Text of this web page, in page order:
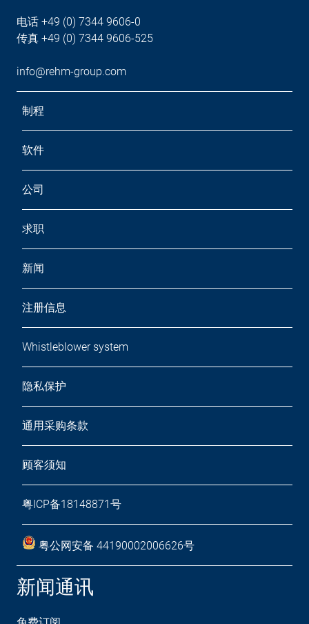
电话 +49 (0) 7344 9606-0
传真 +49 (0) 7344 9606-525
info@rehm-group.com
制程
软件
公司
求职
新闻
注册信息
Whistleblower system
隐私保护
通用采购条款
顾客须知
粤ICP备18148871号
粤公网安备 44190002006626号
新闻通讯